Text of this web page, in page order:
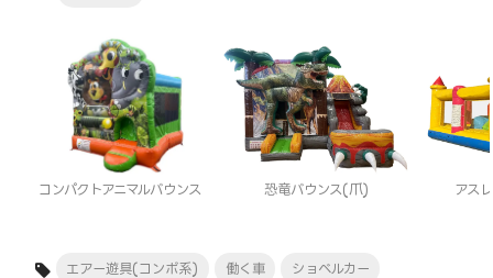
コンパクトアニマルバウンス 恐竜バウンス(爪) アス
エアー遊具(コンボ系) 働く車 ショベルカー